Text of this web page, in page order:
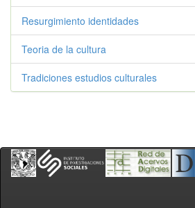
Resurgimiento identidades
Teoria de la cultura
Tradiciones estudios culturales